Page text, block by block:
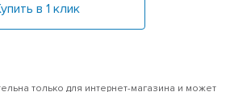
в 1 клик
только для интернет-магазина и может